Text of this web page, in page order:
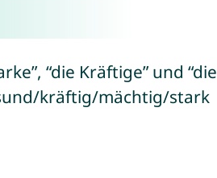
“die Kräftige” und “die
kräftig/mächtig/stark